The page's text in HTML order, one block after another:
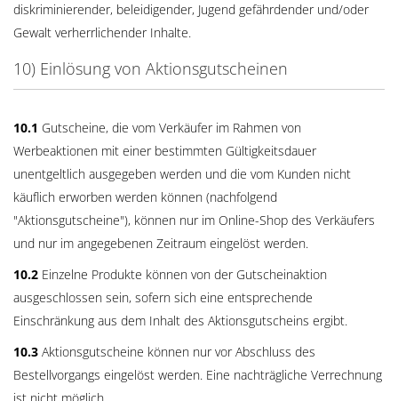
diskriminierender, beleidigender, Jugend gefährdender und/oder
Gewalt verherrlichender Inhalte.
10) Einlösung von Aktionsgutscheinen
10.1 Gutscheine, die vom Verkäufer im Rahmen von
Werbeaktionen mit einer bestimmten Gültigkeitsdauer
unentgeltlich ausgegeben werden und die vom Kunden nicht
käuflich erworben werden können (nachfolgend
"Aktionsgutscheine"), können nur im Online-Shop des Verkäufers
und nur im angegebenen Zeitraum eingelöst werden.
10.2 Einzelne Produkte können von der Gutscheinaktion
ausgeschlossen sein, sofern sich eine entsprechende
Einschränkung aus dem Inhalt des Aktionsgutscheins ergibt.
10.3 Aktionsgutscheine können nur vor Abschluss des
Bestellvorgangs eingelöst werden. Eine nachträgliche Verrechnung